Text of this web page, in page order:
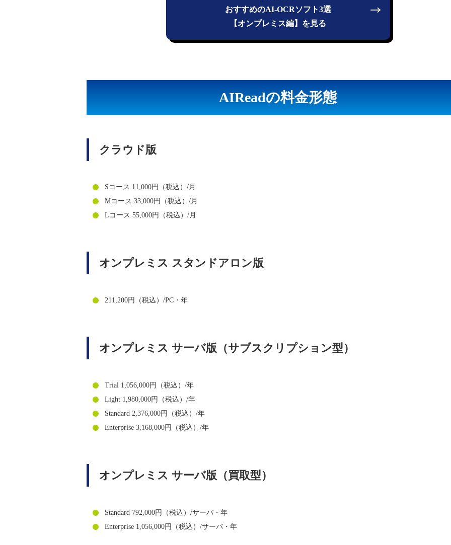
おすすめのAI-OCRソフト3選
【オンプレミス編】を見る
AIReadの料金形態
クラウド版
Sコース 11,000円（税込）/月
Mコース 33,000円（税込）/月
Lコース 55,000円（税込）/月
オンプレミス スタンドアロン版
211,200円（税込）/PC・年
オンプレミス サーバ版 （サブスクリプション型）
Trial 1,056,000円（税込）/年
Light 1,980,000円（税込）/年
Standard 2,376,000円（税込）/年
Enterprise 3,168,000円（税込）/年
オンプレミス サーバ版 （買取型）
Standard 792,000円（税込）/サーバ・年
Enterprise 1,056,000円（税込）/サーバ・年